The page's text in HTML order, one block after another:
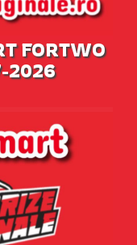
FORTWO
2026